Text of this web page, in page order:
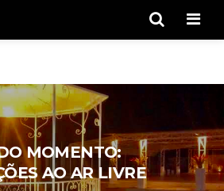
MOMENTO:
AO AR LIVRE